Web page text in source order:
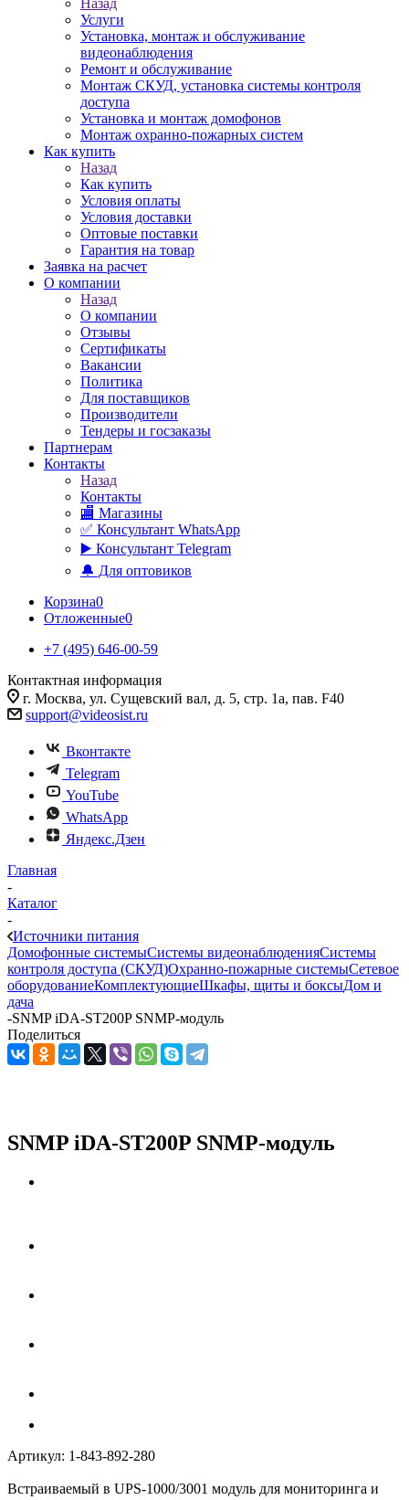
Назад
Услуги
Установка, монтаж и обслуживание
видеонаблюдения
Ремонт и обслуживание
Монтаж СКУД, установка системы контроля
доступа
Установка и монтаж домофонов
Монтаж охранно-пожарных систем
Как купить
Назад
Как купить
Условия оплаты
Условия доставки
Оптовые поставки
Гарантия на товар
Заявка на расчет
О компании
Назад
О компании
Отзывы
Сертификаты
Вакансии
Политика
Для поставщиков
Производители
Тендеры и госзаказы
Партнерам
Контакты
Назад
Контакты
🏬 Магазины
✅️ Консультант WhatsApp
▶️ Консультант Telegram
🔔 Для оптовиков
Корзина0
Отложенные0
+7 (495) 646-00-59
Контактная информация
г. Москва, ул. Сущевский вал, д. 5, стр. 1а, пав. F40
support@videosist.ru
Вконтакте
Telegram
YouTube
WhatsApp
Яндекс.Дзен
Главная
-
Каталог
-
Источники питания
Домофонные системыСистемы видеонаблюденияСистемы
контроля доступа (СКУД)Охранно-пожарные системыСетевое
оборудованиеКомплектующиеШкафы, щиты и боксыДом и
дача
-SNMP iDA-ST200P SNMP-модуль
Поделиться
SNMP iDA-ST200P SNMP-модуль
Артикул: 1-843-892-280
Встраиваемый в UPS-1000/3001 модуль для мониторинга и